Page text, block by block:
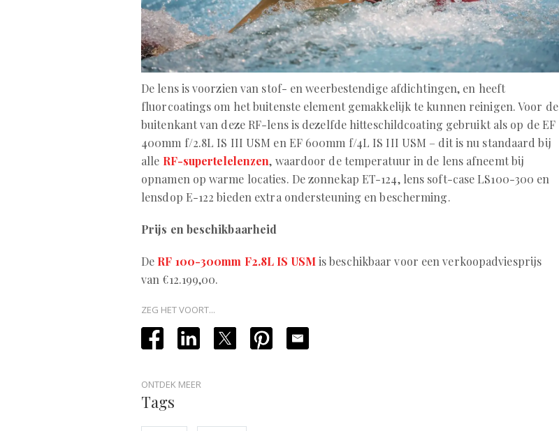
De lens is voorzien van stof- en weerbestendige afdichtingen, en heeft
fluorcoatings om het buitenste element gemakkelijk te kunnen reinigen. Voor de
buitenkant van deze RF-lens is dezelfde hitteschildcoating gebruikt als op de EF
400mm f/2.8L IS III USM en EF 600mm f/4L IS III USM – dit is nu standaard bij
alle RF-supertelelenzen, waardoor de temperatuur in de lens afneemt bij
opnamen op warme locaties. De zonnekap ET-124, lens soft-case LS100-300 en
lensdop E-122 bieden extra ondersteuning en bescherming.
Prijs en beschikbaarheid
De RF 100-300mm F2.8L IS USMis beschikbaar voor een verkoopadviesprijs
van €12.199,00.
ZEG HET VOORT...
ONTDEK MEER
Tags